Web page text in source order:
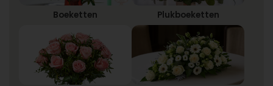
Boeketten Plukboeketten